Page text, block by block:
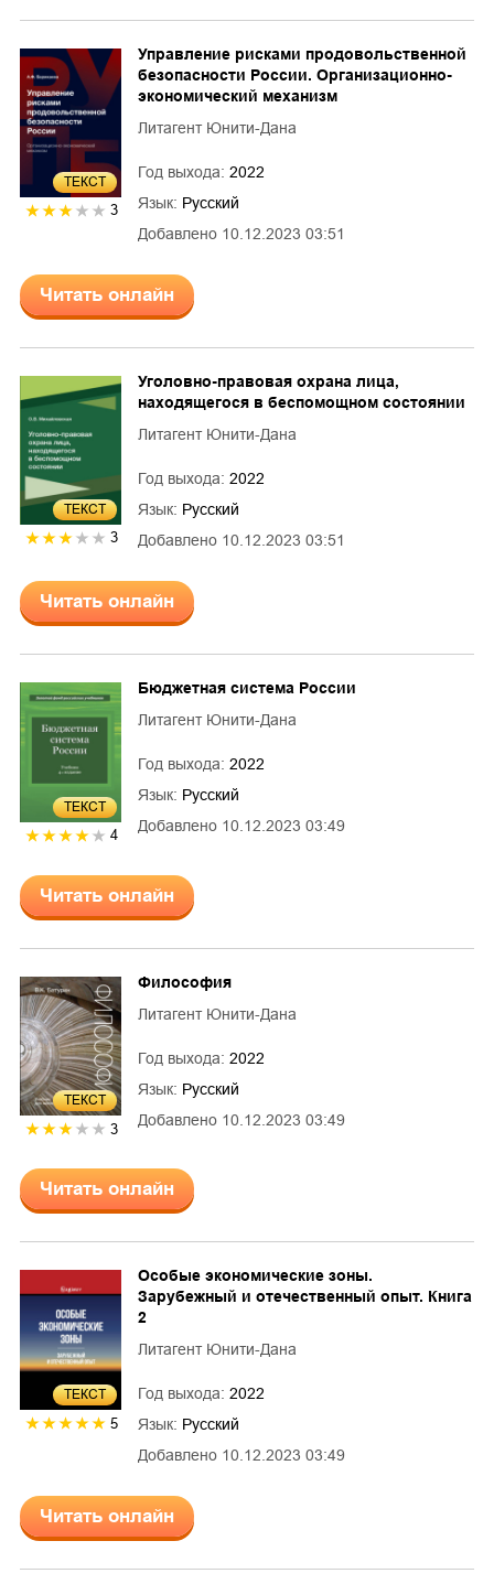
ТЕКСТ
3
Добавлено 10.12.2023 03:51
Управление рисками продовольственной
безопасности России. Организационно-
экономический механизм
Литагент Юнити-Дана
Год выхода: 2022
Язык: Русский
Читать онлайн
ТЕКСТ
3 Добавлено 10.12.2023 03:51
Уголовно-правовая охрана лица,
находящегося в беспомощном состоянии
Литагент Юнити-Дана
Год выхода: 2022
Язык: Русский
Читать онлайн
ТЕКСТ
4
Добавлено 10.12.2023 03:49
Бюджетная система России
Литагент Юнити-Дана
Год выхода: 2022
Язык: Русский
Читать онлайн
ТЕКСТ
3
Добавлено 10.12.2023 03:49
Философия
Литагент Юнити-Дана
Год выхода: 2022
Язык: Русский
Читать онлайн
ТЕКСТ
5
Добавлено 10.12.2023 03:49
Особые экономические зоны.
Зарубежный и отечественный опыт. Книга
2
Литагент Юнити-Дана
Год выхода: 2022
Язык: Русский
Читать онлайн